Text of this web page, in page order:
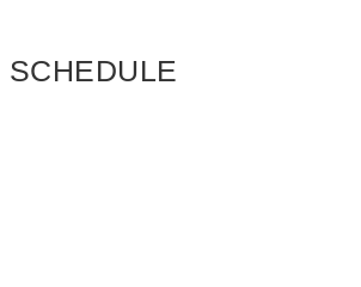
SCHEDULE